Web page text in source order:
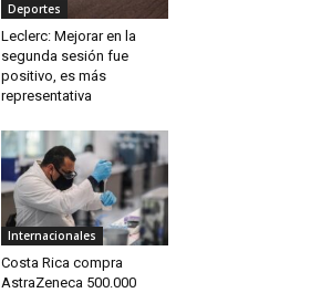
Deportes
Leclerc: Mejorar en la
segunda sesión fue
positivo, es más
representativa
Internacionales
Costa Rica compra
AstraZeneca 500.000